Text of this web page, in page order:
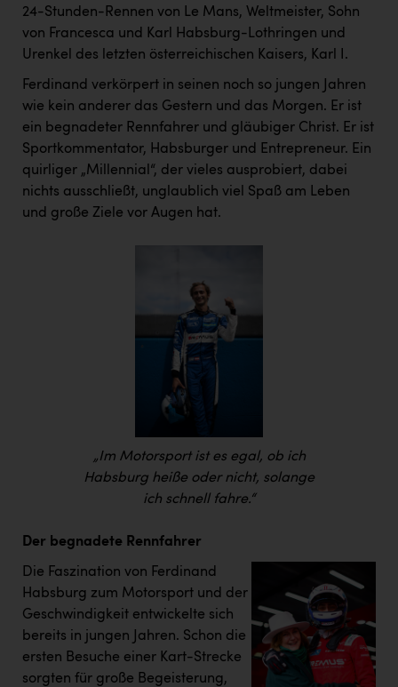
PEZ
PÜSPÖK
REMAX
RE/MAX Welcome
Resch&Frisch
RUBBLE MASTER
Ruderclub Wels
SCRI - Salzburg Cancer Research Institute
Schwingshandl - automation technology gmbh
Smurfit Westrock Nettingsdorf
TRAILOMAT & Cycling Austria
Vier Diamanten
Vorlagenportal
Wir besiegen Krebs
Wirtschaftskammer OÖ
ZGONC
24-Stunden-Rennen von Le Mans, Weltmeister, Sohn
von Francesca und Karl Habsburg-Lothringen und
Urenkel des letzten österreichischen Kaisers, Karl I.
Ferdinand verkörpert in seinen noch so jungen Jahren
wie kein anderer das Gestern und das Morgen. Er ist
ein begnadeter Rennfahrer und gläubiger Christ. Er ist
Sportkommentator, Habsburger und Entrepreneur. Ein
quirliger „Millennial“, der vieles ausprobiert, dabei
nichts ausschließt, unglaublich viel Spaß am Leben
und große Ziele vor Augen hat.
„Im Motorsport ist es egal, ob ich
Habsburg heiße oder nicht, solange
ich schnell fahre.“
Der begnadete Rennfahrer
Die Faszination von Ferdinand
Habsburg zum Motorsport und der
Geschwindigkeit entwickelte sich
bereits in jungen Jahren. Schon die
ersten Besuche einer Kart-Strecke
sorgten für große Begeisterung,